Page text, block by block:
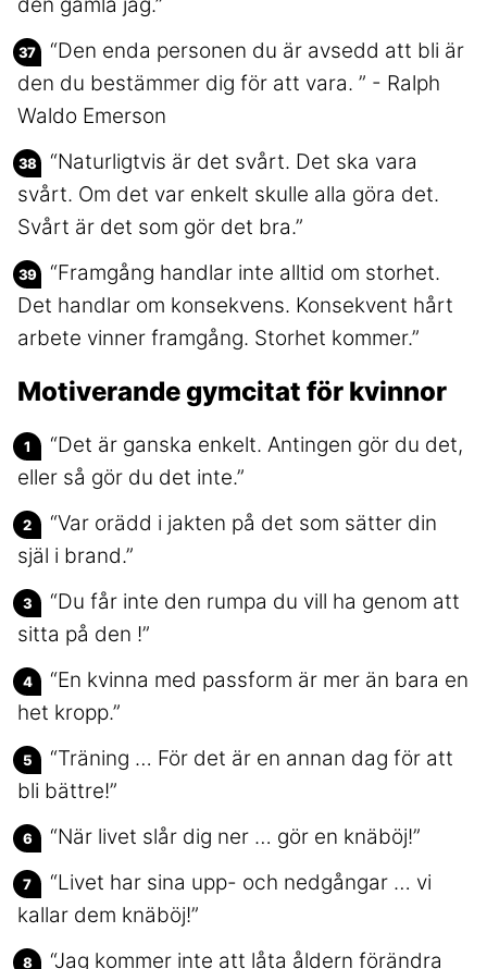
“Den enda personen du är avsedd att bli är
den du bestämmer dig för att vara. ” - Ralph
Waldo Emerson
“Naturligtvis är det svårt. Det ska vara
svårt. Om det var enkelt skulle alla göra det.
Svårt är det som gör det bra.”
“Framgång handlar inte alltid om storhet.
Det handlar om konsekvens. Konsekvent hårt
arbete vinner framgång. Storhet kommer.”
Motiverande gymcitat för kvinnor
“Det är ganska enkelt. Antingen gör du det,
eller så gör du det inte.”
“Var orädd i jakten på det som sätter din
själ i brand.”
“Du får inte den rumpa du vill ha genom att
sitta på den !”
“En kvinna med passform är mer än bara en
het kropp.”
“Träning … För det är en annan dag för att
bli bättre!”
“När livet slår dig ner … gör en knäböj!”
“Livet har sina upp- och nedgångar … vi
kallar dem knäböj!”
“Jag kommer inte att låta åldern förändra